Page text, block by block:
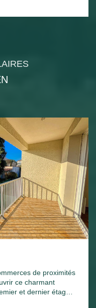
de proximités
ce charmant
et dernier étage